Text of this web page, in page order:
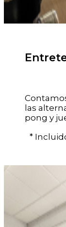
las
pong y
*